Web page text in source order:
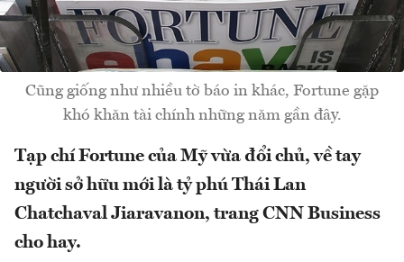
Cũng giống như nhiều tờ báo in khác, Fortune gặp
khó khăn tài chính những năm gần đây.
Tạp chí Fortune của Mỹ vừa đổi chủ, về tay
người sở hữu mới là tỷ phú Thái Lan
Chatchaval Jiaravanon, trang CNN Business
cho hay.